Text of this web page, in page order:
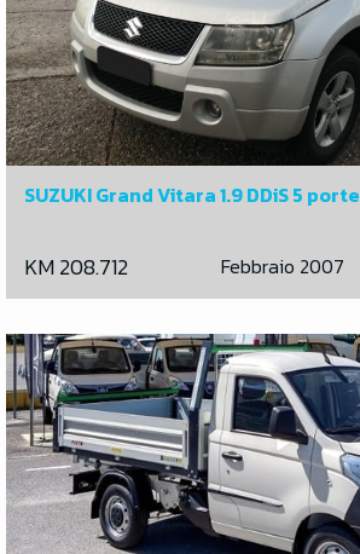
SUZUKI Grand Vitara 1.9 DDiS 5 porte
KM 208.712 Febbraio 2007